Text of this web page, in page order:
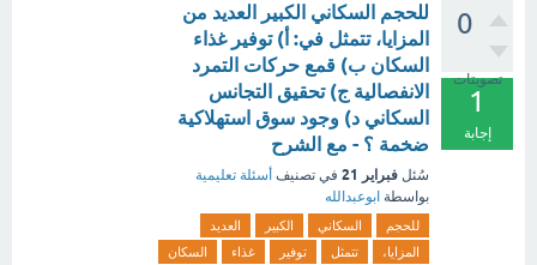
0
تصويتات
1
إجابة
للحجم السكاني الكبير العديد من
المزايا، تتمثل في: أ) توفير غذاء
السكان ب) قمع حركات التمرد
الانفصالية ج) تحقيق التجانس
السكاني د) وجود سوق استهلاكية
ضخمة ؟ - مع الشرح
سُئل فبراير 21 في تصنيف أسئلة تعليمية
بواسطة ابوعبدالله
للحجم السكاني الكبير
العديد
المزايا،
تتمثل توفير غذاء
السكان